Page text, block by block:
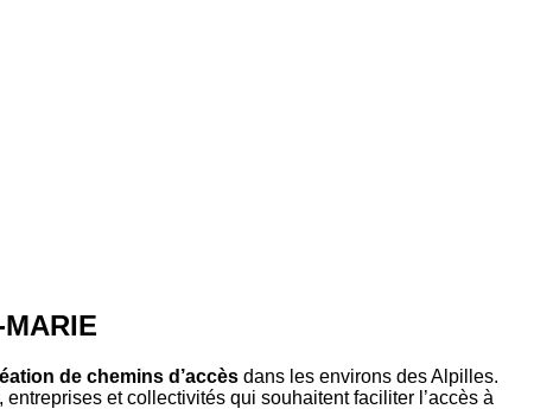
de chemins d’accès dans les environs des Alpilles.
et collectivités qui souhaitent faciliter l’accès à